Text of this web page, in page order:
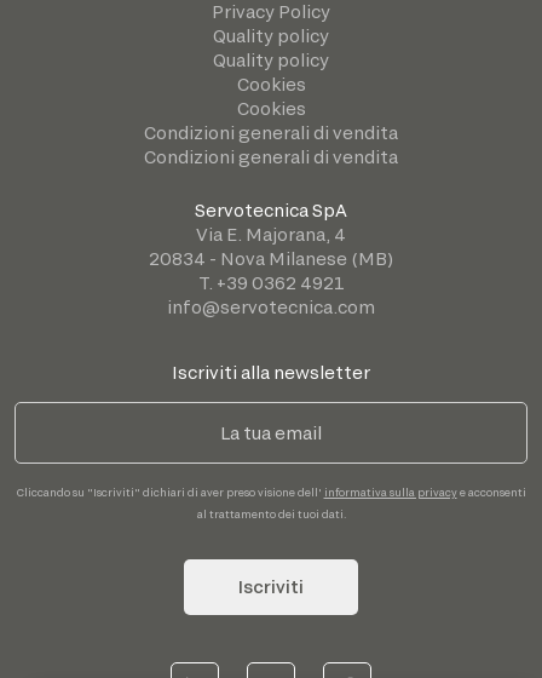
Privacy Policy
Quality policy
Quality policy
Cookies
Cookies
Condizioni generali di vendita
Condizioni generali di vendita
Servotecnica SpA
Via E. Majorana, 4
20834 - Nova Milanese (MB)
T. +39 0362 4921
info@servotecnica.com
Iscriviti alla newsletter
Cliccando su "Iscriviti" dichiari di aver preso visione dell' informativa sulla privacye acconsenti
al trattamento dei tuoi dati.
Iscriviti